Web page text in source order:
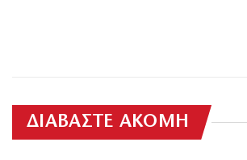
ΔΙΑΒΑΣΤΕ ΑΚΟΜΗ